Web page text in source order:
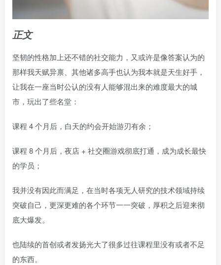
正文
坚韧的性格加上还不错的社交能力，又或许是像答案认为的
那样我天赋异禀、其他诸多高手也认为我本就是天生好手，
让我在一座当时公认的没有人能够混出来的难度最大的城
市，玩出了些名堂：
课程 4 个月后，白天的约会开始游刃有余；
课程 8 个月后，夜店 + 社交圈游戏彻底打通，成为成长最快
的学员；
我并没有因此而满足，在当时各项无人研究的技术领域持续
突破自己，更深更难的各个环节一一突破，厚积之后迎来彻
底大爆发。
也陆续的首创或者发扬光大了很多过往课程里没有或者不足
的东西。